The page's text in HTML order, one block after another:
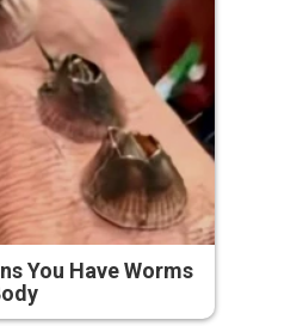
You Have Worms